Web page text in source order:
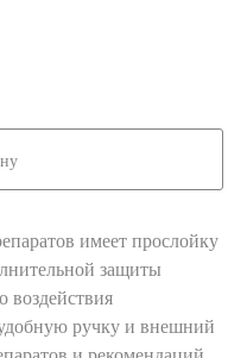
имеет прослойку
защиты
воздействия
ручку и внешний